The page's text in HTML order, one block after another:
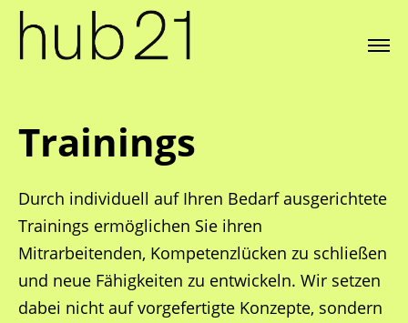
Trainings
Durch individuell auf Ihren Bedarf ausgerichtete
Trainings ermöglichen Sie ihren
Mitrarbeitenden, Kompetenzlücken zu schließen
und neue Fähigkeiten zu entwickeln. Wir setzen
dabei nicht auf vorgefertigte Konzepte, sondern